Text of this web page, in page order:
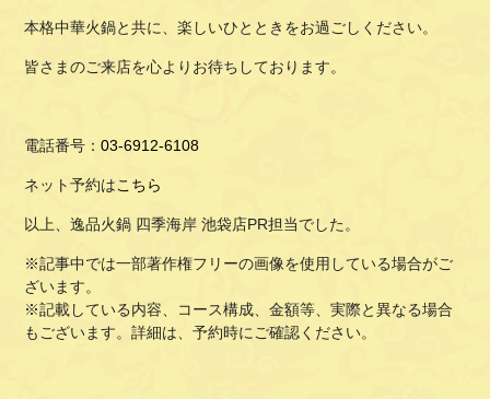
本格中華火鍋と共に、楽しいひとときをお過ごしください。
皆さまのご来店を心よりお待ちしております。
電話番号：03-6912-6108
ネット予約はこちら
以上、逸品火鍋 四季海岸 池袋店PR担当でした。
※記事中では一部著作権フリーの画像を使用している場合がご
ざいます。
※記載している内容、コース構成、金額等、実際と異なる場合
もございます。詳細は、予約時にご確認ください。